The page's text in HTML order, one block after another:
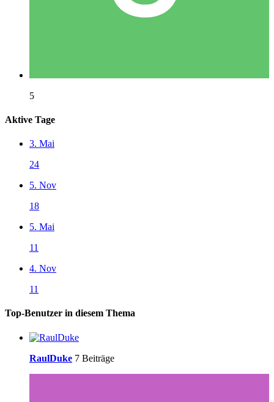
5
Aktive Tage
3. Mai
24
5. Nov
18
5. Mai
11
4. Nov
11
Top-Benutzer in diesem Thema
RaulDuke 7 Beiträge